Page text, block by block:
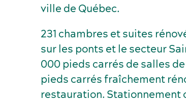
ville de Québec.
231 chambres et suites
sur les ponts et le secteur
000 pieds carrés de salles
pieds carrés fraîchement
restauration. Stationnement